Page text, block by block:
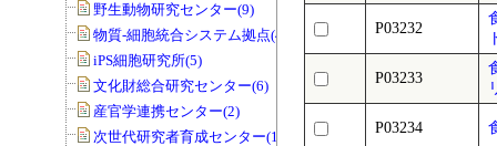
野生動物研究センター(9)
物質-細胞統合システム拠点(40)
iPS細胞研究所(5)
文化財総合研究センター(6)
産官学連携センター(2)
次世代研究者育成センター(1)
P03232
P03233
P03234